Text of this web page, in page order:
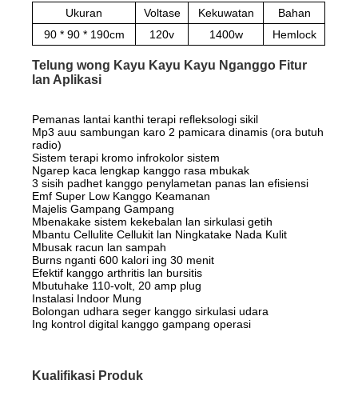
Ukuran Voltase Kekuwatan
Bahan
90 * 90 * 190cm
120v 1400w Hemlock
Telung wong Kayu Kayu Kayu Nganggo Fitur
lan Aplikasi
Pemanas lantai kanthi terapi refleksologi sikil
Mp3 auu sambungan karo 2 pamicara dinamis (ora butuh
radio)
Sistem terapi kromo infrokolor sistem
Ngarep kaca lengkap kanggo rasa mbukak
3 sisih padhet kanggo penylametan panas lan efisiensi
Emf Super Low Kanggo Keamanan
Majelis Gampang Gampang
Mbenakake sistem kekebalan lan sirkulasi getih
Mbantu Cellulite Cellukit lan Ningkatake Nada Kulit
Mbusak racun lan sampah
Burns nganti 600 kalori ing 30 menit
Efektif kanggo arthritis lan bursitis
Mbutuhake 110-volt, 20 amp plug
Instalasi Indoor Mung
Bolongan udhara seger kanggo sirkulasi udara
Ing kontrol digital kanggo gampang operasi
Kualifikasi Produk